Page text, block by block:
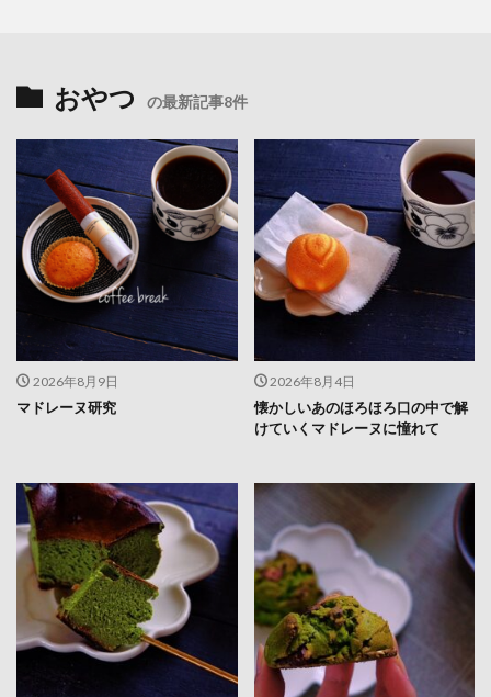
おやつ の最新記事8件
2026年8月9日
マドレーヌ研究
2026年8月4日
懐かしいあのほろほろ口の中で解
けていくマドレーヌに憧れて